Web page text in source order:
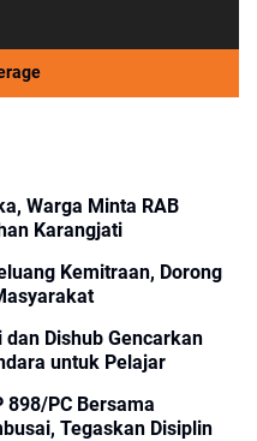
Warga Minta RAB
Karangjati
Kemitraan, Dorong
Dishub Gencarkan
Berkendara untuk Pelajar
898/PC Bersama
Tegaskan Disiplin